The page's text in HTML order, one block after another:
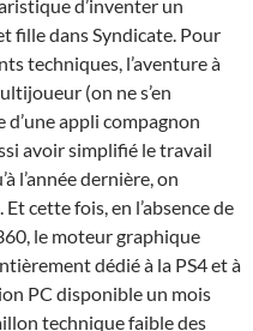
d’inventer un
fille dans Syndicate. Pour
techniques, l’aventure à
(on ne s’en
d’une appli compagnon
avoir simplifié le travail
l’année dernière, on
cette fois, en l’absence de
le moteur graphique
dédié à la PS4 et à
PC disponible un mois
technique faible des